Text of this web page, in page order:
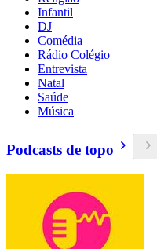
Infantil
DJ
Comédia
Rádio Colégio
Entrevista
Natal
Saúde
Música
Podcasts de topo